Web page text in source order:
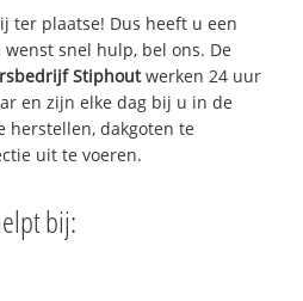
ter plaatse! Dus heeft u een
snel hulp, bel ons. De
Stiphout werken 24 uur
en zijn elke dag bij u in de
herstellen, dakgoten te
uit te voeren.
bij: